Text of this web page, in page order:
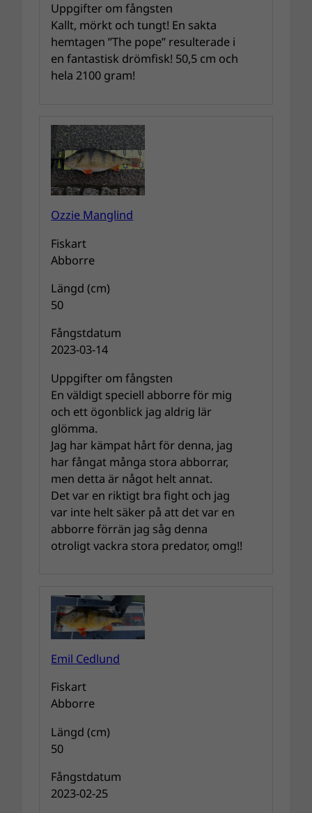
Uppgifter om fångsten
Kallt, mörkt och tungt! En sakta
hemtagen ”The pope” resulterade i
en fantastisk drömfisk! 50,5 cm och
hela 2100 gram!
Ozzie Manglind
Fiskart
Abborre
Längd (cm)
50
Fångstdatum
2023-03-14
Uppgifter om fångsten
En väldigt speciell abborre för mig
och ett ögonblick jag aldrig lär
glömma.
Jag har kämpat hårt för denna, jag
har fångat många stora abborrar,
men detta är något helt annat.
Det var en riktigt bra fight och jag
var inte helt säker på att det var en
abborre förrän jag såg denna
otroligt vackra stora predator, omg!!
Emil Cedlund
Fiskart
Abborre
Längd (cm)
50
Fångstdatum
2023-02-25